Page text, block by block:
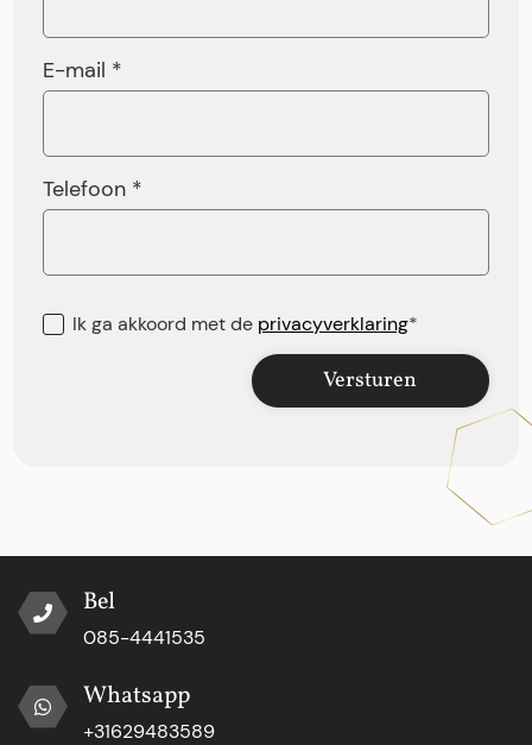
E-mail *
Telefoon *
Ik ga akkoord met de privacyverklaring*
Versturen
Bel
085-4441535
Whatsapp
+31629483589